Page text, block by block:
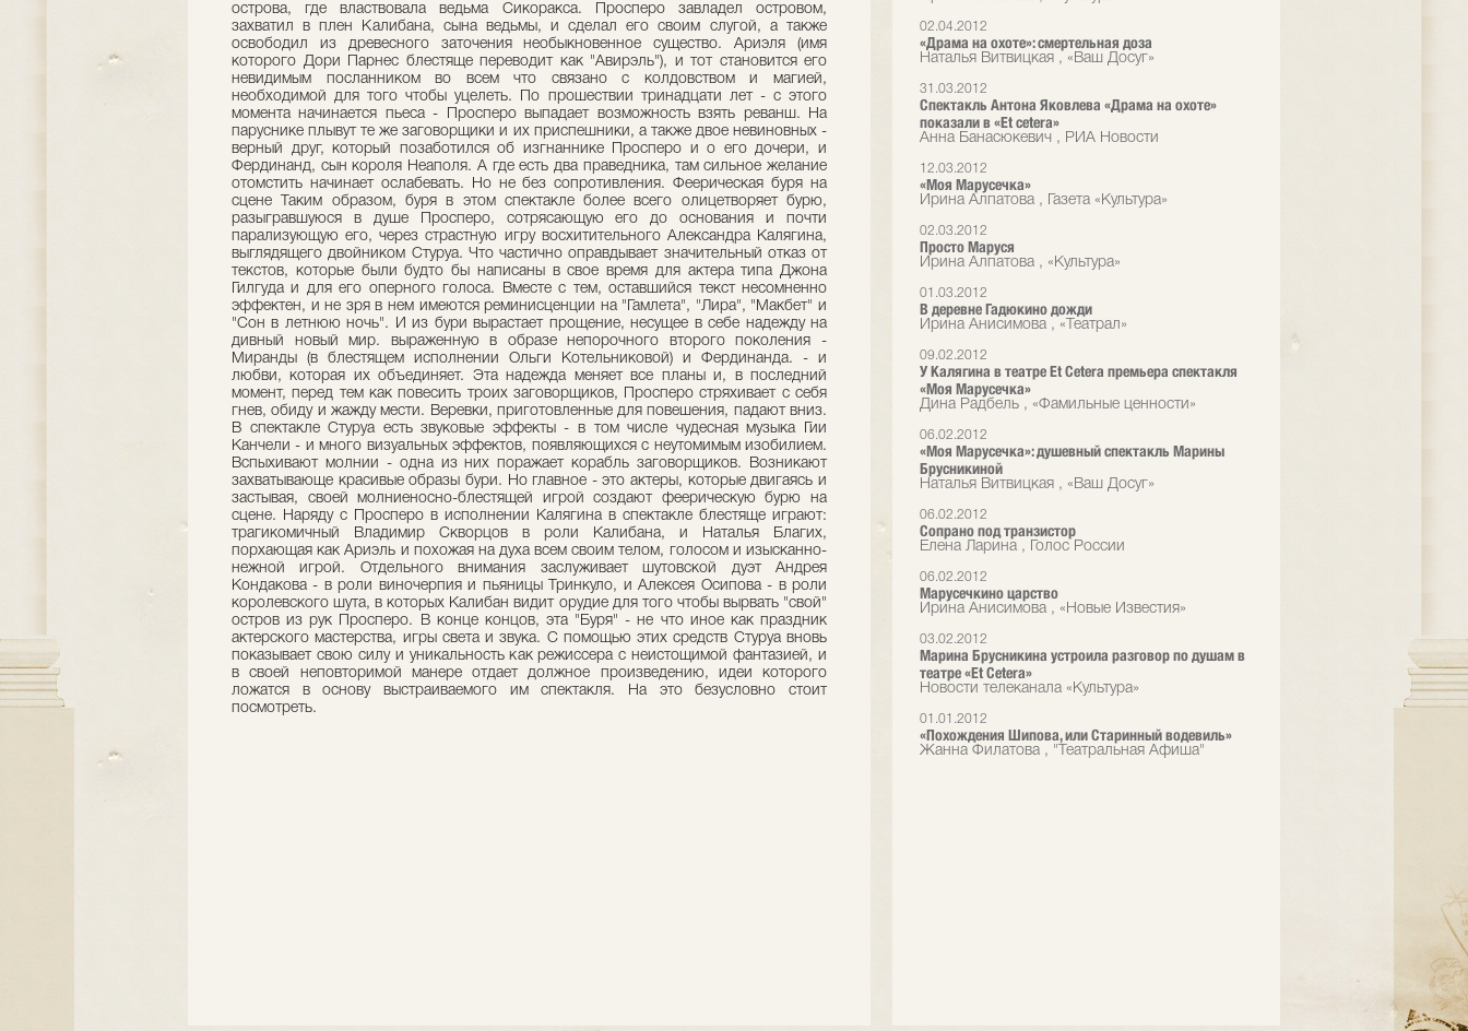
02.04.2012
«Драма на охоте»: смертельная доза
Наталья Витвицкая , «Ваш Досуг»
31.03.2012
Спектакль Антона Яковлева «Драма на охоте»
показали в «Et cetera»
Анна Банасюкевич , РИА Новости
12.03.2012
«Моя Марусечка»
Ирина Алпатова , Газета «Культура»
02.03.2012
Просто Маруся
Ирина Алпатова , «Культура»
01.03.2012
В деревне Гадюкино дожди
Ирина Анисимова , «Театрал»
09.02.2012
У Калягина в театре Et Cetera премьера спектакля
«Моя Марусечка»
Дина Радбель , «Фамильные ценности»
06.02.2012
«Моя Марусечка»: душевный спектакль Марины
Брусникиной
Наталья Витвицкая , «Ваш Досуг»
06.02.2012
Сопрано под транзистор
Елена Ларина , Голос России
06.02.2012
Марусечкино царство
Ирина Анисимова , «Новые Известия»
03.02.2012
Марина Брусникина устроила разговор по душам в
театре «Et Сetera»
Новости телеканала «Культура»
01.01.2012
«Похождения Шипова, или Старинный водевиль»
Жанна Филатова , "Театральная Афиша"
острова, где властвовала ведьма Сикоракса. Просперо завладел островом,
захватил в плен Калибана, сына ведьмы, и сделал его своим слугой, а также
освободил из древесного заточения необыкновенное существо. Ариэля (имя
которого Дори Парнес блестяще переводит как "Авирэль"), и тот становится его
невидимым посланником во всем что связано с колдовством и магией,
необходимой для того чтобы уцелеть. По прошествии тринадцати лет - с этого
момента начинается пьеса - Просперо выпадает возможность взять реванш. На
паруснике плывут те же заговорщики и их приспешники, а также двое невиновных -
верный друг, который позаботился об изгнаннике Просперо и о его дочери, и
Фердинанд, сын короля Неаполя. А где есть два праведника, там сильное желание
отомстить начинает ослабевать. Но не без сопротивления. Феерическая буря на
сцене Таким образом, буря в этом спектакле более всего олицетворяет бурю,
разыгравшуюся в душе Просперо, сотрясающую его до основания и почти
парализующую его, через страстную игру восхитительного Александра Калягина,
выглядящего двойником Стуруа. Что частично оправдывает значительный отказ от
текстов, которые были будто бы написаны в свое время для актера типа Джона
Гилгуда и для его оперного голоса. Вместе с тем, оставшийся текст несомненно
эффектен, и не зря в нем имеются реминисценции на "Гамлета", "Лира", "Макбет" и
"Сон в летнюю ночь". И из бури вырастает прощение, несущее в себе надежду на
дивный новый мир. выраженную в образе непорочного второго поколения -
Миранды (в блестящем исполнении Ольги Котельниковой) и Фердинанда. - и
любви, которая их объединяет. Эта надежда меняет все планы и, в последний
момент, перед тем как повесить троих заговорщиков, Просперо стряхивает с себя
гнев, обиду и жажду мести. Веревки, приготовленные для повешения, падают вниз.
В спектакле Стуруа есть звуковые эффекты - в том числе чудесная музыка Гии
Канчели - и много визуальных эффектов, появляющихся с неутомимым изобилием.
Вспыхивают молнии - одна из них поражает корабль заговорщиков. Возникают
захватывающе красивые образы бури. Но главное - это актеры, которые двигаясь и
застывая, своей молниеносно-блестящей игрой создают феерическую бурю на
сцене. Наряду с Просперо в исполнении Калягина в спектакле блестяще играют:
трагикомичный Владимир Скворцов в роли Калибана, и Наталья Благих,
порхающая как Ариэль и похожая на духа всем своим телом, голосом и изысканно-
нежной игрой. Отдельного внимания заслуживает шутовской дуэт Андрея
Кондакова - в роли виночерпия и пьяницы Тринкуло, и Алексея Осипова - в роли
королевского шута, в которых Калибан видит орудие для того чтобы вырвать "свой"
остров из рук Просперо. В конце концов, эта "Буря" - не что иное как праздник
актерского мастерства, игры света и звука. С помощью этих средств Стуруа вновь
показывает свою силу и уникальность как режиссера с неистощимой фантазией, и
в своей неповторимой манере отдает должное произведению, идеи которого
ложатся в основу выстраиваемого им спектакля. На это безусловно стоит
посмотреть.